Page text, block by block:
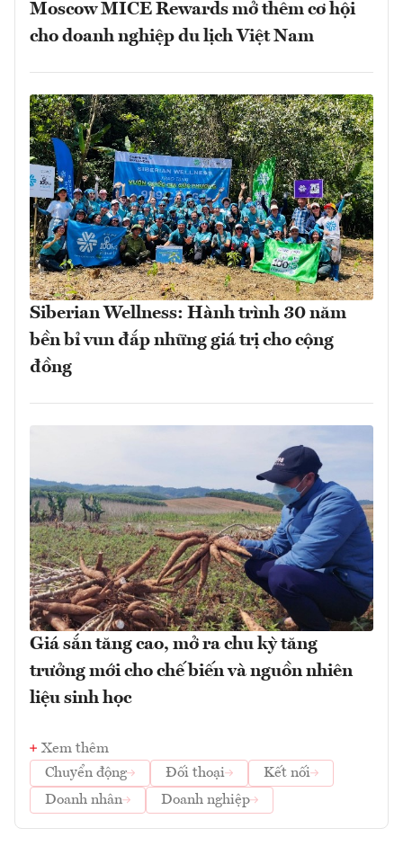
Moscow MICE Rewards mở thêm cơ hội
cho doanh nghiệp du lịch Việt Nam
Siberian Wellness: Hành trình 30 năm
bền bỉ vun đắp những giá trị cho cộng
đồng
Giá sắn tăng cao, mở ra chu kỳ tăng
trưởng mới cho chế biến và nguồn nhiên
liệu sinh học
Xem thêm
Chuyển động
Đối thoại
Kết nối
Doanh nhân
Doanh nghiệp